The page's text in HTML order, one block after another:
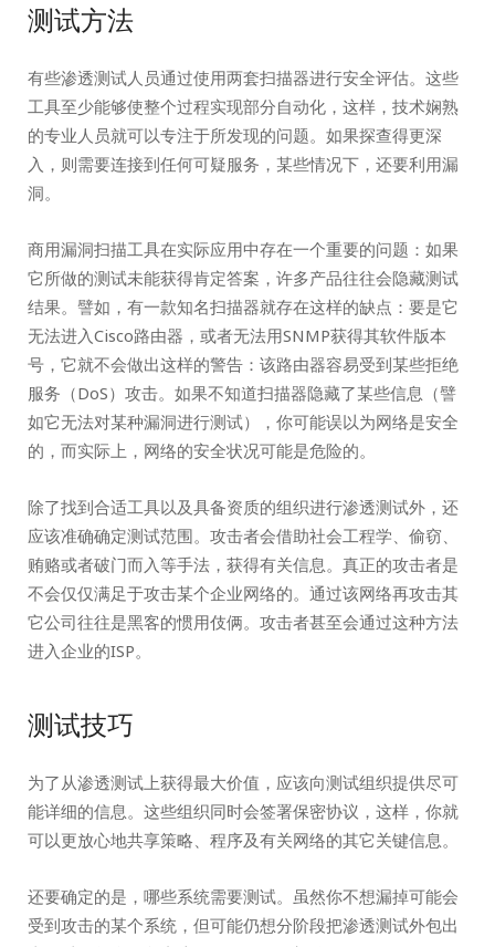
测试方法
有些渗透测试人员通过使用两套扫描器进行安全评估。这些
工具至少能够使整个过程实现部分自动化，这样，技术娴熟
的专业人员就可以专注于所发现的问题。如果探查得更深
入，则需要连接到任何可疑服务，某些情况下，还要利用漏
洞。
商用漏洞扫描工具在实际应用中存在一个重要的问题：如果
它所做的测试未能获得肯定答案，许多产品往往会隐藏测试
结果。譬如，有一款知名扫描器就存在这样的缺点：要是它
无法进入Cisco路由器，或者无法用SNMP获得其软件版本
号，它就不会做出这样的警告：该路由器容易受到某些拒绝
服务（DoS）攻击。如果不知道扫描器隐藏了某些信息（譬
如它无法对某种漏洞进行测试），你可能误以为网络是安全
的，而实际上，网络的安全状况可能是危险的。
除了找到合适工具以及具备资质的组织进行渗透测试外，还
应该准确确定测试范围。攻击者会借助社会工程学、偷窃、
贿赂或者破门而入等手法，获得有关信息。真正的攻击者是
不会仅仅满足于攻击某个企业网络的。通过该网络再攻击其
它公司往往是黑客的惯用伎俩。攻击者甚至会通过这种方法
进入企业的ISP。
测试技巧
为了从渗透测试上获得最大价值，应该向测试组织提供尽可
能详细的信息。这些组织同时会签署保密协议，这样，你就
可以更放心地共享策略、程序及有关网络的其它关键信息。
还要确定的是，哪些系统需要测试。虽然你不想漏掉可能会
受到攻击的某个系统，但可能仍想分阶段把渗透测试外包出